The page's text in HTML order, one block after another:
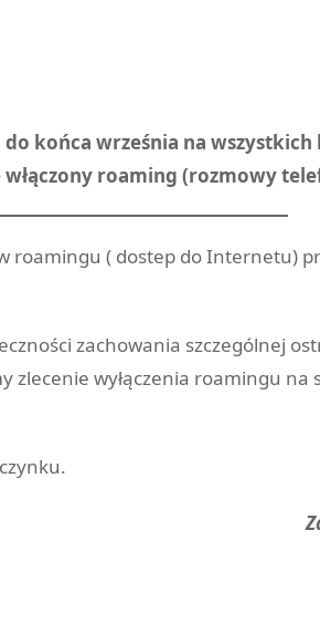
końca września na wszystkich
roaming (rozmowy
( dostep do Internetu)
zachowania szczególnej
zlecenie wyłączenia roamingu